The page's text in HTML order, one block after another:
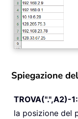
Spiegazione
TROVA(".",A2)-1:
la posizione del